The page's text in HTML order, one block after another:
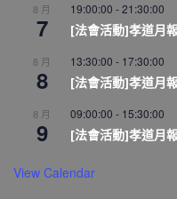
8 月
7
19:00:00 -21:30:00
[法會活動]孝道月
8 月
8
13:30:00 - 17:30:00
[法會活動]孝道月
8 月
9
09:00:00 - 15:30:00
[法會活動]孝道月
View Calendar